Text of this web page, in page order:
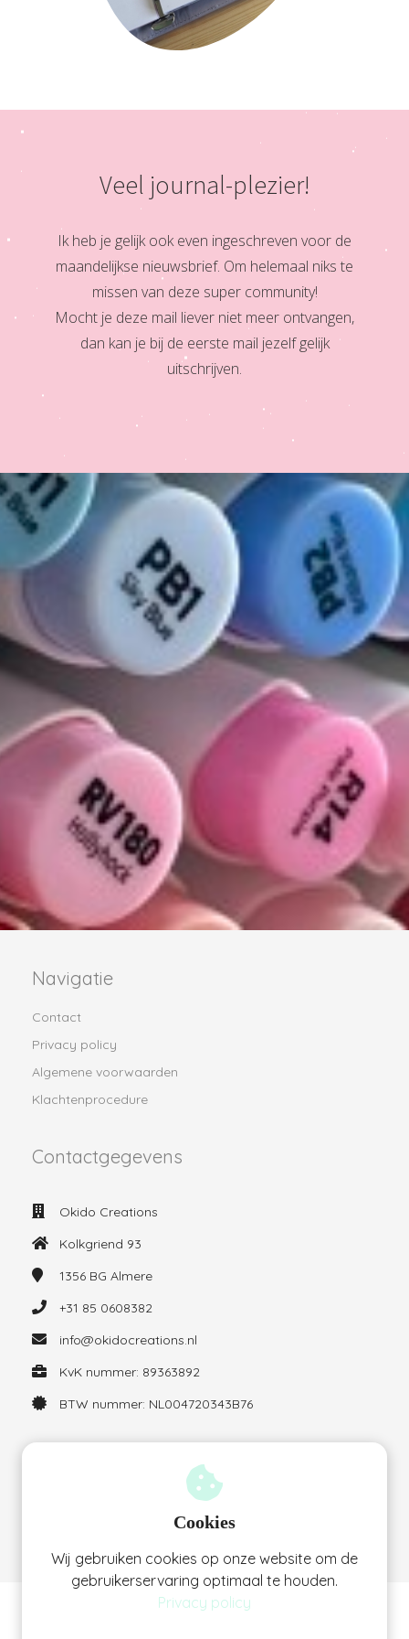
Veel journal-plezier!
Ik heb je gelijk ook even ingeschreven voor de
maandelijkse nieuwsbrief. Om helemaal niks te
missen van deze super community!
Mocht je deze mail liever niet meer ontvangen,
dan kan je bij de eerste mail jezelf gelijk
uitschrijven.
Navigatie
Contact
Privacy policy
Algemene voorwaarden
Klachtenprocedure
Contactgegevens
Okido Creations
Kolkgriend 93
1356 BG Almere
+31 85 0608382
info@okidocreations.nl
KvK nummer: 89363892
BTW nummer: NL004720343B76
Habittracker gebruiken: tips en voorbeelden voor drukke
Cookies
Wij gebruiken cookies op onze website om de
gebruikerservaring optimaal te houden.
Privacy policy